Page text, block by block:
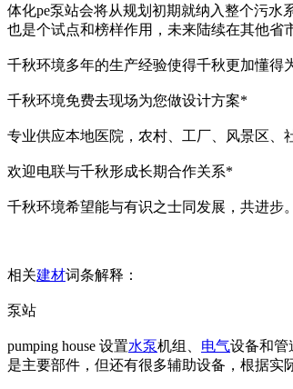
体化pe泵站会将从规划初期就纳入整个污水
也是个试点和榜样作用，未来陆续在其他省
千秋环境多年的生产经验使得千秋更加懂
千秋环境免费去现场为您做设计方案*
专业供应本地医院，农村、工厂、风景区、
欢迎电联与千秋形成长期合作关系*
千秋环境希望能与有识之士同发展，共进步。
相关建材词条解释：
泵站
pumping house 设置水泵机组、 电气设备和管
是主要部件，但还有很多辅助设备，根据实